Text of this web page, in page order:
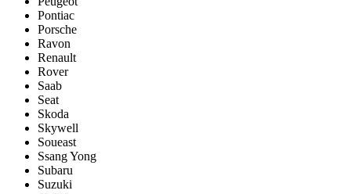
Pontiac
Porsche
Ravon
Renault
Rover
Saab
Seat
Skoda
Skywell
Soueast
Ssang Yong
Subaru
Suzuki